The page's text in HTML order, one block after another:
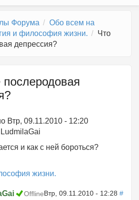
Форума
Обо всем на
и философия жизни.
Что
депрессия?
послеродовая
Втр, 09.11.2010 - 12:20
LudmilaGai
и как с ней бороться?
жизни.
Offline Втр, 09.11.2010 - 12:28 #